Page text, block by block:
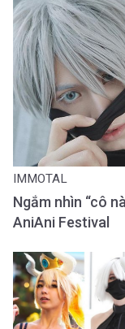
IMMOTAL
Ngắm nhìn “cô
AniAni Festival